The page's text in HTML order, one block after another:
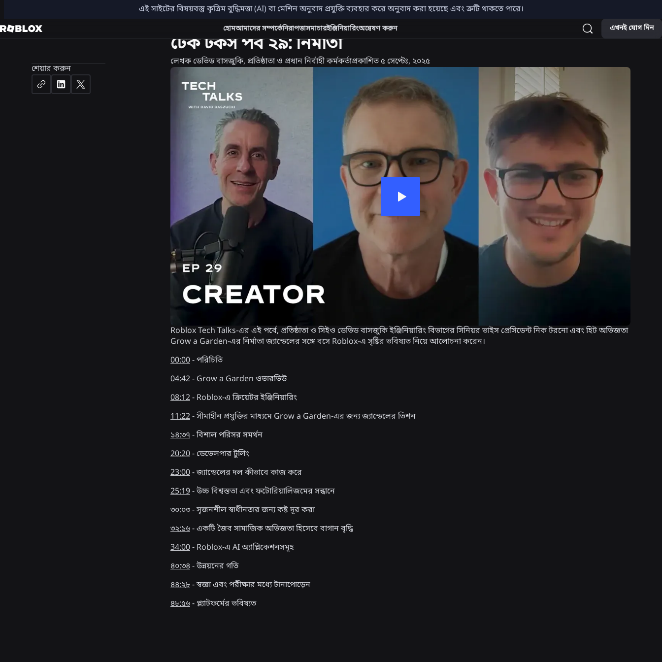
এই সাইটের বিষয়বস্তু কৃত্রিম বুদ্ধিমত্তা (AI) বা মেশিন অনুবাদ প্রযুক্তি ব্যবহার করে অনুবাদ করা হয়েছে এবং ত্রুটি থাকতে পারে।
হোমআমাদের সম্পর্কেনিরাপত্তাসমাচারইঞ্জিনিয়ারিংঅন্বেষণ করুন এখনই যোগ দিন
শেয়ার করুন
পণ্য সম্প্রদায়
টেক টকস পর্ব ২৯: নির্মাতা
লেখক ডেভিড বাসজুকি, প্রতিষ্ঠাতা ও প্রধান নির্বাহী কর্মকর্তাপ্রকাশিত ৫ সেপ্টেঃ, ২০২৫
Roblox Tech Talks-এর এই পর্বে, প্রতিষ্ঠাতা ও সিইও ডেভিড বাসজুকি ইঞ্জিনিয়ারিং বিভাগের সিনিয়র ভাইস প্রেসিডেন্ট নিক টরনো এবং হিট অভিজ্ঞতা
Grow a Garden-এর নির্মাতা জ্যান্ডেলের সঙ্গে বসে Roblox-এ সৃষ্টির ভবিষ্যত নিয়ে আলোচনা করেন।
00:00- পরিচিতি
04:42- Grow a Garden ওভারভিউ
08:12- Roblox-এ ক্রিয়েটর ইঞ্জিনিয়ারিং
11:22- সীমাহীন প্রযুক্তির মাধ্যমে Grow a Garden-এর জন্য জ্যান্ডেলের ভিশন
১৪:৩৭- বিশাল পরিসর সমর্থন
20:20- ডেভেলপার টুলিং
23:00- জ্যান্ডেলের দল কীভাবে কাজ করে
25:19- উচ্চ বিশ্বস্ততা এবং ফটোরিয়ালিজমের সন্ধানে
৩০:০৩- সৃজনশীল স্বাধীনতার জন্য কষ্ট দূর করা
৩২:১৬- একটি জৈব সামাজিক অভিজ্ঞতা হিসেবে বাগান বৃদ্ধি
34:00- Roblox-এ AI অ্যাপ্লিকেশনসমূহ
৪০:৩৪- উন্নয়নের গতি
৪৪:২৮- স্বজ্ঞা এবং পরীক্ষার মধ্যে টানাপোড়েন
৪৮:৫৬- প্ল্যাটফর্মের ভবিষ্যত